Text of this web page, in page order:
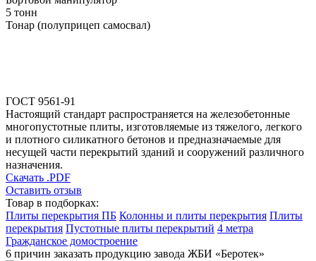
5 тонн
Тонар (полуприцеп самосвал)
ГОСТ 9561-91
Настоящий стандарт распространяется на железобетонные
многопустотные плиты, изготовляемые из тяжелого, легкого
и плотного силикатного бетонов и предназначаемые для
несущей части перекрытий зданий и сооружений различного
назначения.
Скачать .PDF
Оставить отзыв
Товар в подборках:
Плиты перекрытия ПБ Колонны и плиты перекрытия Плиты
перекрытия Пустотные плиты перекрытий 4 метра
Гражданское домостроение
6 причин заказать продукцию завода ЖБИ «Беротек»